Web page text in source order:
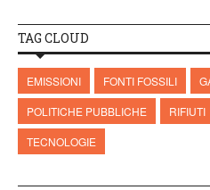
TAG CLOUD
EMISSIONI FONTI FOSSILI
POLITICHE PUBBLICHE
RIFIUTI
TECNOLOGIE